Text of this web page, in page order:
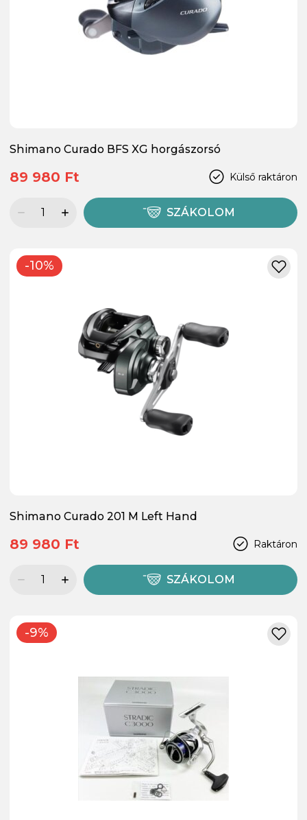
Shimano Curado BFS XG horgászorsó
Külső raktáron
89 980 Ft
SZÁKOLOM
-10%
Shimano Curado 201 M Left Hand
Raktáron
89 980 Ft
SZÁKOLOM
-9%